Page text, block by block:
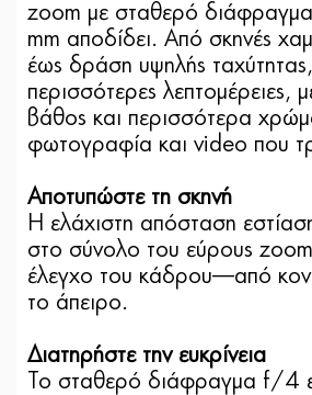
zoom με σταθερό
mm αποδίδει. Από σκηνές
έως δράση υψηλής
περισσότερες λεπτομέρειες,
βάθος και περισσότερα
φωτογραφία και video που
Αποτυπώστε τη σκηνή
Η ελάχιστη απόσταση
στο σύνολο του εύρους zoom
έλεγχο του κάδρου—από
το άπειρο.
Διατηρήστε την ευκρίνεια
Το σταθερό διάφραγμα f/4